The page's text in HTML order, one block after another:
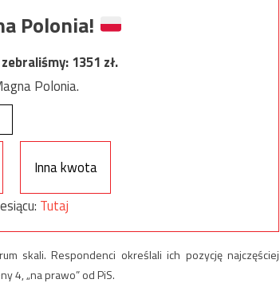
Polonia!
zebraliśmy:1351 zł.
Polonia.
Inna kwota
Tutaj
skali. Respondenci określali ich pozycję najczęściej
4, „na prawo” od PiS.